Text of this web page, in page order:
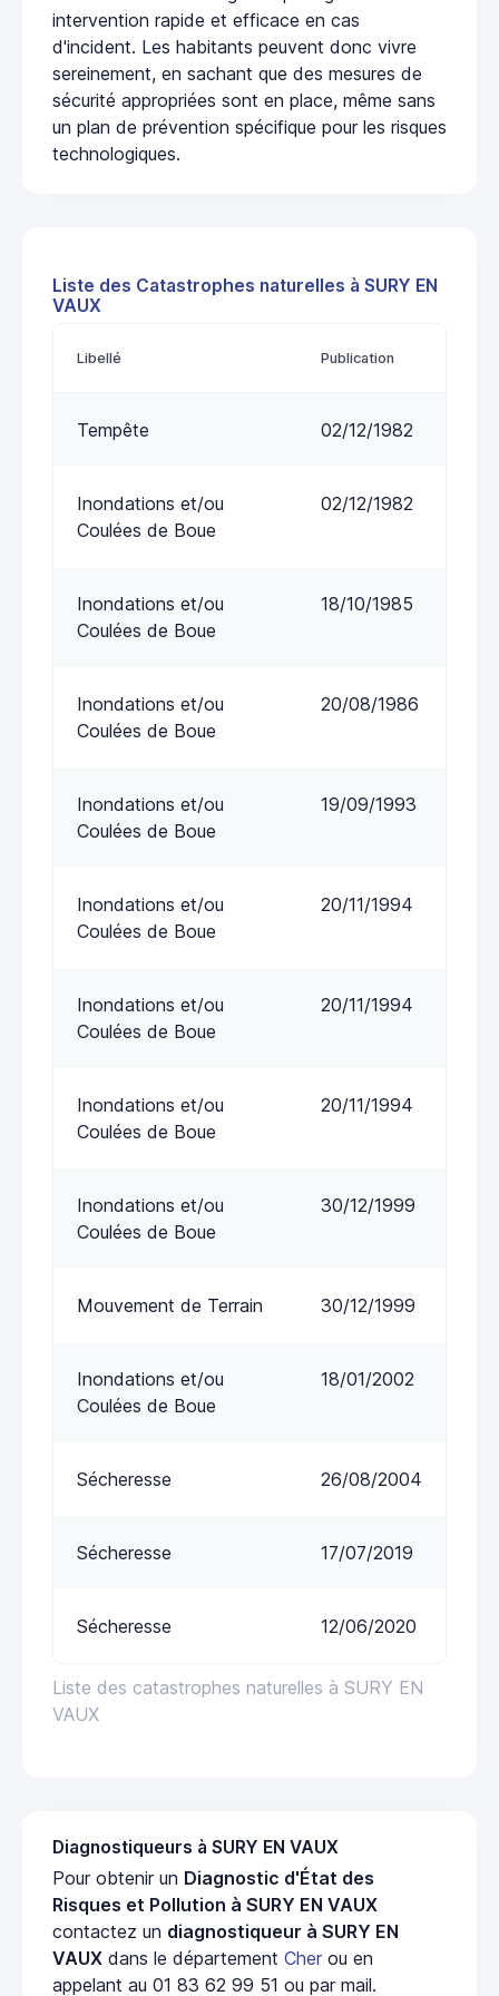
intervention rapide et efficace en cas
d'incident. Les habitants peuvent donc vivre
sereinement, en sachant que des mesures de
sécurité appropriées sont en place, même sans
un plan de prévention spécifique pour les risques
technologiques.
Liste des Catastrophes naturelles à SURY EN
VAUX
Liste des catastrophes naturelles à SURY EN
VAUX
Libellé Publication
Tempête 02/12/1982
Inondations et/ou
Coulées de Boue
02/12/1982
Inondations et/ou
Coulées de Boue
18/10/1985
Inondations et/ou
Coulées de Boue
20/08/1986
Inondations et/ou
Coulées de Boue
19/09/1993
Inondations et/ou
Coulées de Boue
20/11/1994
Inondations et/ou
Coulées de Boue
20/11/1994
Inondations et/ou
Coulées de Boue
20/11/1994
Inondations et/ou
Coulées de Boue
30/12/1999
Mouvement de Terrain 30/12/1999
Inondations et/ou
Coulées de Boue
18/01/2002
Sécheresse 26/08/2004
Sécheresse 17/07/2019
Sécheresse 12/06/2020
Diagnostiqueurs à SURY EN VAUX
Pour obtenir un Diagnostic d'État des
Risques et Pollution à SURY EN VAUX
contactez un diagnostiqueur à SURY EN
VAUX dans le département Cher ou en
appelant au 01 83 62 99 51 ou par mail.